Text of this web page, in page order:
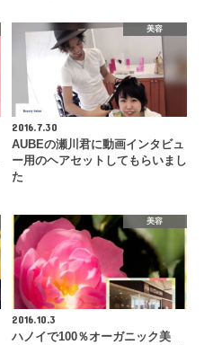
美容
2016.7.30
AUBEの瀬川君に動画インタビュ
ー用のヘアセットしてもらいまし
た
美容
2016.10.3
ハノイで100％オーガニック美